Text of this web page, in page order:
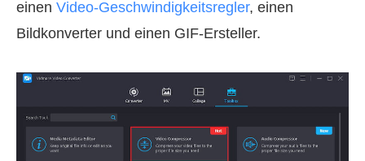
einen Video‑Geschwindigkeitsregler, einen
Bildkonverter und einen GIF‑Ersteller.